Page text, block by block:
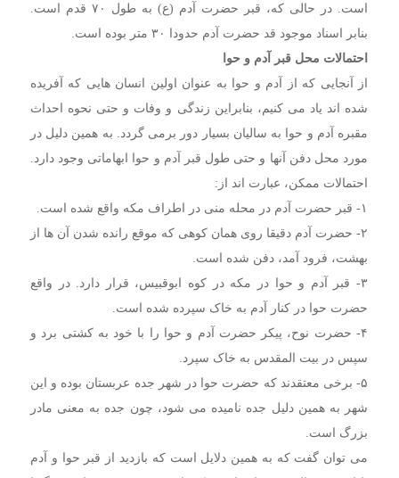
است. در حالی که، قبر حضرت آدم (ع) به طول ۷۰ قدم است.
بنابر اسناد موجود قد حضرت آدم حدودا ۳۰ متر بوده است.
احتمالات محل قبر آدم و حوا
از آنجایی که از آدم و حوا به عنوان اولین انسان هایی که آفریده
شده اند یاد می کنیم، بنابراین زندگی و وفات و حتی نحوه احداث
مقبره آدم و حوا به سالیان بسیار دور برمی گردد. به همین دلیل در
مورد محل دفن آنها و حتی طول قبر آدم و حوا ابهاماتی وجود دارد.
احتمالات ممکن، عبارت اند از:
۱- قبر حضرت آدم در محله منی در اطراف مکه واقع شده است.
۲- حضرت آدم دقیقا روی همان کوهی که موقع رانده شدن آن ها از
بهشت، فرود آمد، دفن شده است.
۳- قبر آدم و حوا در مکه در کوه ابوقبیس، قرار دارد. در واقع
حضرت حوا در کنار آدم به خاک سپرده شده است.
۴- حضرت نوح، پیکر حضرت آدم و حوا را با خود به کشتی برد و
سپس در بیت المقدس به خاک سپرد.
۵- برخی معتقدند که حضرت حوا در شهر جده عربستان بوده و این
شهر به همین دلیل جده نامیده می شود، چون جده به معنی مادر
بزرگ است.
می توان گفت که به همین دلایل است که بازدید از قبر حوا و آدم